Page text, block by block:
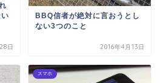
日
BBQ信者が絶対に言おうとし
ない3つのこと
2016年4月13日
スマホ